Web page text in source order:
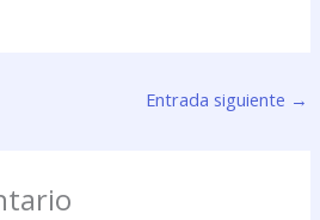
Entrada siguiente →